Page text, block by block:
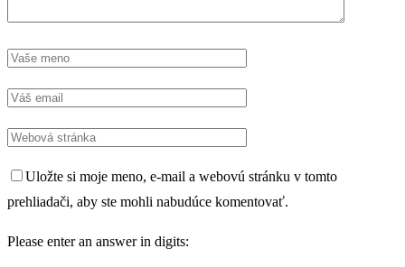
Uložte si moje meno, e-mail a webovú stránku v tomto
prehliadači, aby ste mohli nabudúce komentovať.
Please enter an answer in digits: